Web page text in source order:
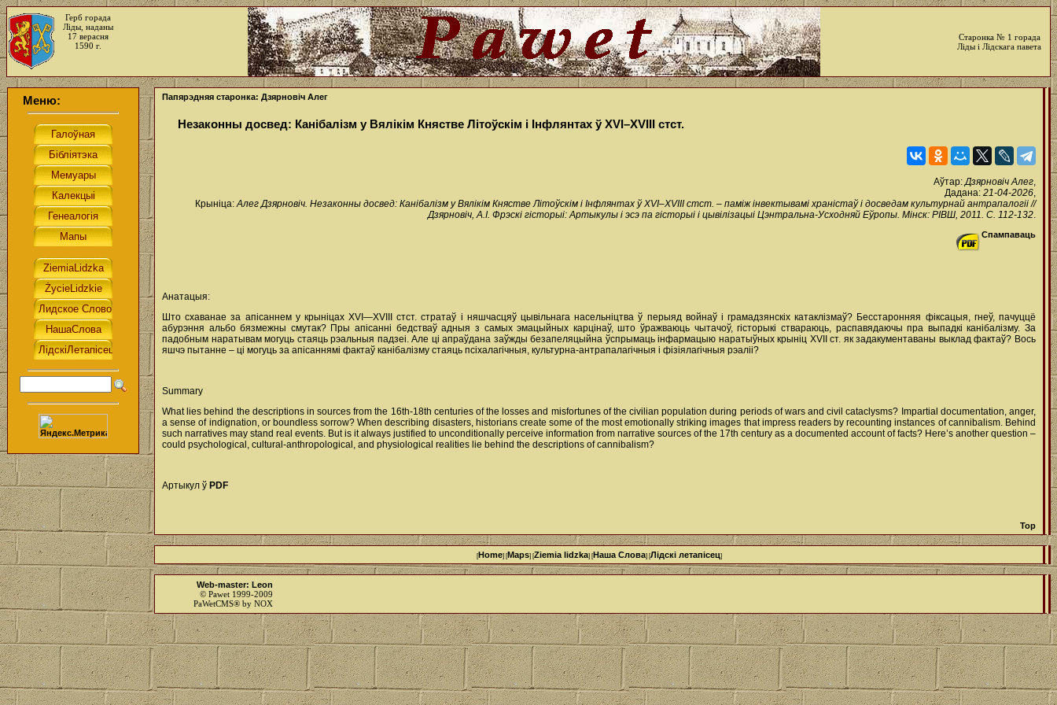
Герб горада
Ліды, наданы
17 верасня
1590 г.
Старонка № 1 горада
Ліды і Лідскага павета
Меню: Папярэдняя старонка: Дзярновіч Алег
Незаконны досвед: Канібалізм у Вялікім Княстве Літоўскім і Інфлянтах ў XVI–XVIII стст.
Аўтар:Дзярновіч Алег,
Дадана: 21-04-2026,
Крыніца:Алег Дзярновіч. Незаконны досвед: Канібалізм у Вялікім Княстве Літоўскім і Інфлянтах ў XVI–XVIII стст. – паміж інвектывамі храністаў і досведам культурнай антрапалогіі //
Дзярновіч, А.І. Фрэскі гісторыі: Артыкулы і эсэ па гісторыі і цывілізацыі Цэнтральна-Усходняй Еўропы. Мінск: РІВШ, 2011. С. 112-132.
Спампаваць
Анатацыя:
Што схаванае за апісаннем у крыніцах XVI—XVIІI стст. стратаў і няшчасцяў цывільнага насельніцтва ў перыяд войнаў і грамадзянскіх катаклізмаў? Бесстаронняя фіксацыя, гнеў, пачуццё
абурэння альбо бязмежны смутак? Пры апісанні бедстваў адныя з самых эмацыйных карцінаў, што ўражваюць чытачоў, гісторыкі ствараюць, распавядаючы пра выпадкі канібалізму. За
падобным наратывам могуць стаяць рэальныя падзеі. Але ці апраўдана заўжды безапеляцыйна ўспрымаць інфармацыю наратыўных крыніц XVII ст. як задакументаваны выклад фактаў? Вось
яшчэ пытанне – ці могуць за апісаннямі фактаў канібалізму стаяць псіхалагічныя, культурна-антрапалагічныя і фізіялагічныя рэаліі?
Summary
What lies behind the descriptions in sources from the 16th-18th centuries of the losses and misfortunes of the civilian population during periods of wars and civil cataclysms? Impartial documentation, anger,
a sense of indignation, or boundless sorrow? When describing disasters, historians create some of the most emotionally striking images that impress readers by recounting instances of cannibalism. Behind
such narratives may stand real events. But is it always justified to unconditionally perceive information from narrative sources of the 17th century as a documented account of facts? Here’s another question –
could psychological, cultural-anthropological, and physiological realities lie behind the descriptions of cannibalism?
Артыкул ў PDF
Top
[Home] [Maps] [Ziemia lidzka] [Наша Cлова] [Лідскі летапісец]
Web-master: Leon
© Pawet 1999-2009
PaWetCMS® by NOX